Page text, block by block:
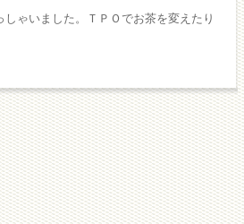
ゃいました。ＴＰＯでお茶を変えたり